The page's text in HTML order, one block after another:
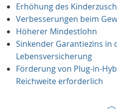
Erhöhung des
Verbesserungen beim
Höherer Mindestlohn
Sinkender Garantiezins in
Lebensversicherung
Förderung von Plug-in-
Reichweite erforderlich